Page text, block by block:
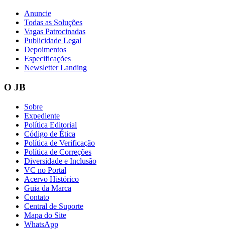
Anuncie
Todas as Soluções
Vagas Patrocinadas
Publicidade Legal
Depoimentos
Especificações
Newsletter Landing
O JB
Sobre
Expediente
Política Editorial
Código de Ética
Política de Verificação
Política de Correções
Diversidade e Inclusão
VC no Portal
Acervo Histórico
Guia da Marca
Contato
Central de Suporte
Mapa do Site
WhatsApp